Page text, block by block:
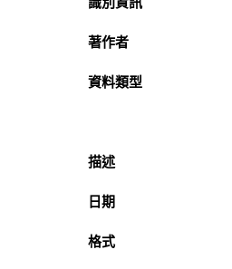
著作者
資料類型
描述
日期
格式